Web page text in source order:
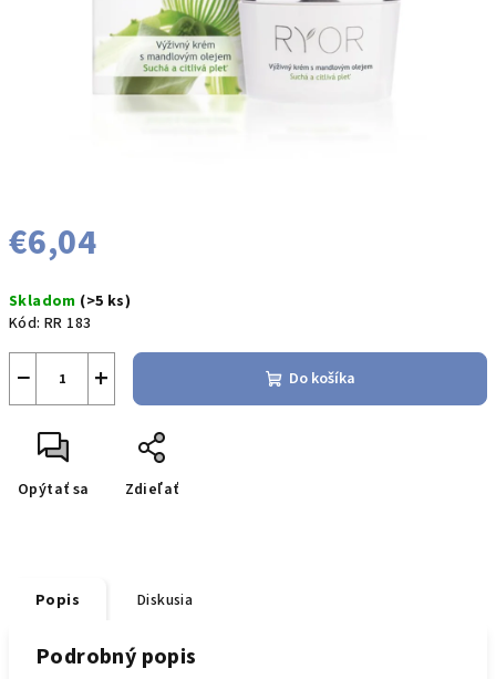
€6,04
cena:
Skladom (>5 ks)
Kód: RR 183
+
− Do košíka
Opýtať sa Zdieľať
Popis Diskusia
Podrobný popis